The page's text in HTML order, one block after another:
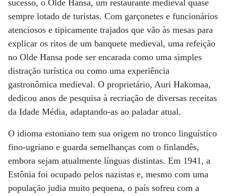
sucesso, o Olde Hansa, um restaurante medieval quase
sempre lotado de turistas. Com garçonetes e funcionários
atenciosos e tipicamente trajados que vão às mesas para
explicar os ritos de um banquete medieval, uma refeição
no Olde Hansa pode ser encarada como uma simples
distração turística ou como uma experiência
gastronômica medieval. O proprietário, Auri Hakomaa,
dedicou anos de pesquisa à recriação de diversas receitas
da Idade Média, adaptando-as ao paladar atual.
O idioma estoniano tem sua origem no tronco linguístico
fino-ugriano e guarda semelhanças com o finlandês,
embora sejam atualmente línguas distintas. Em 1941, a
Estônia foi ocupado pelos nazistas e, mesmo com uma
população judia muito pequena, o país sofreu com a